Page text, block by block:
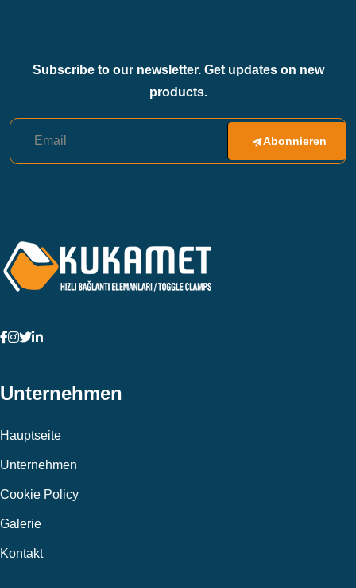
Subscribe to our newsletter. Get updates on new
products.
Abonnieren
Unternehmen
Hauptseite
Unternehmen
Cookie Policy
Galerie
Kontakt